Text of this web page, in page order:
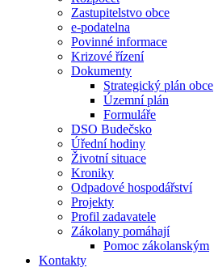
Zastupitelstvo obce
e-podatelna
Povinné informace
Krizové řízení
Dokumenty
Strategický plán obce
Územní plán
Formuláře
DSO Budečsko
Úřední hodiny
Životní situace
Kroniky
Odpadové hospodářství
Projekty
Profil zadavatele
Zákolany pomáhají
Pomoc zákolanským
Kontakty